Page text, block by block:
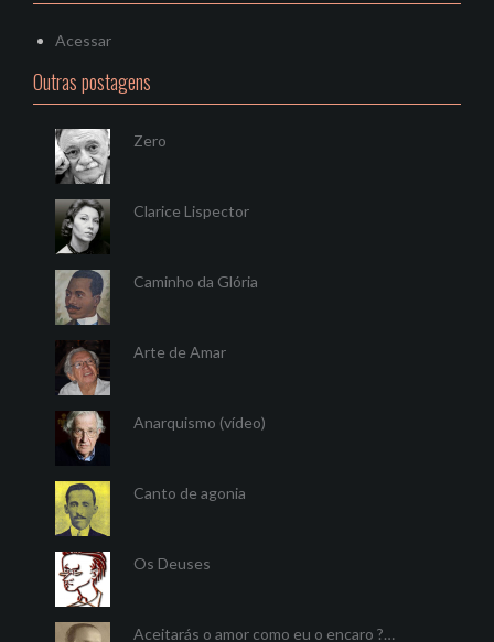
Acessar
Outras postagens
Zero
Clarice Lispector
Caminho da Glória
Arte de Amar
Anarquismo (vídeo)
Canto de agonia
Os Deuses
Aceitarás o amor como eu o encaro ?…